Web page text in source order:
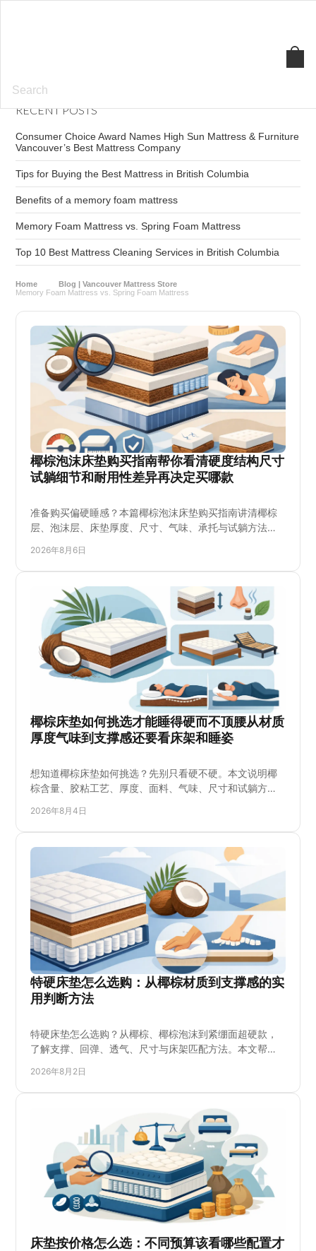
RECENT POSTS
Consumer Choice Award Names High Sun Mattress & Furniture
Vancouver’s Best Mattress Company
Tips for Buying the Best Mattress in British Columbia
​Benefits of a memory foam mattress
​Memory Foam Mattress vs. Spring Foam Mattress
Top 10 Best Mattress Cleaning Services in British Columbia
Home
Blog | Vancouver Mattress Store
​Memory Foam Mattress vs. Spring Foam Mattress
椰棕泡沫床垫购买指南帮你看清硬度结构尺寸
试躺细节和耐用性差异再决定买哪款
准备购买偏硬睡感？本篇椰棕泡沫床垫购买指南讲清椰棕
层、泡沫层、床垫厚度、尺寸、气味、承托与试躺方法，
并在下单前确认库存、配送、床架匹配和退换条件，买得
更踏实。也说明哪些人适合超硬款、哪些情况应选带缓冲
的款式，避免只看标签或价格做决定。先试躺再购买会更
安心。
2026年8月6日
椰棕床垫如何挑选才能睡得硬而不顶腰从材质
厚度气味到支撑感还要看床架和睡姿
想知道椰棕床垫如何挑选？先别只看硬不硬。本文说明椰
棕含量、胶粘工艺、厚度、面料、气味、尺寸和试躺方
避开过硬顶肩、潮湿发霉和支撑不足的问题。到店选购时
可重点询问产品结构、库存、配送及退换安排，再决定是
否适合老人、儿童或日常长期使用。选得更踏实也更安
2026年8月4日
特硬床垫怎么选购：从椰棕材质到支撑感的实
用判断方法
特硬床垫怎么选购？从椰棕、椰棕泡沫到紧绷面超硬款，
了解支撑、回弹、透气、尺寸与床架匹配方法。本文帮您
么，适合哪些睡姿、家庭成员及实际卧室使用需求，让选
购更有把握。
2026年8月2日
床垫按价格怎么选：不同预算该看哪些配置才